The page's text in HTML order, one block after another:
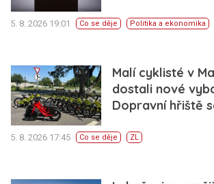
5. 8. 2026 19:01 Co se děje Politika a ekonomika
Malí cyklisté v
dostali nové
Dopravní hřiště
5. 8. 2026 17:45 Co se děje ZL